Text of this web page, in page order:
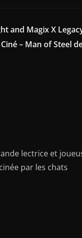
and Magix X
– Man of Steel
lectrice et
par les chats